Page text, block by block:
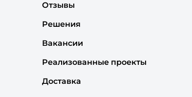
Отзывы
Решения
Вакансии
Реализованные проекты
Доставка